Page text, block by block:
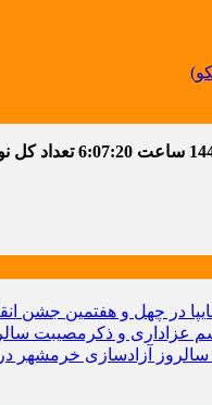
ساعت 6:07:21تعداد کل
در چهل و هفتمین جشن
عزاداری و ذکرمصیبت
آزادسازی خرمشهر